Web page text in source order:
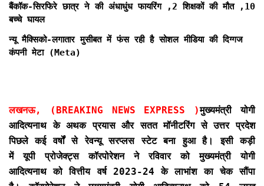
बैंकॉक-सिरफिरे छात्र ने की अंधाधुंध फायरिंग ,2 शिक्षकों की मौत ,10
बच्चे घायल
न्यू मैक्सिको-लगातार मुसीबत में फंस रही है सोशल मीडिया की दिग्गज
कंपनी मेटा (Meta)
लखनऊ, (BREAKING NEWS EXPRESS )मुख्यमंत्री योगी
आदित्यनाथ के अथक प्रयास और सतत मॉनीटरिंग से उत्तर प्रदेश
पिछले कई वर्षों से रेवन्यू सरप्लस स्टेट बना हुआ है। इसी कड़ी
में यूपी प्रोजेक्ट्स कॉरपोरेशन ने रविवार को मुख्यमंत्री योगी
आदित्यनाथ को वित्तीय वर्ष 2023-24 के लाभांश का चेक सौंपा